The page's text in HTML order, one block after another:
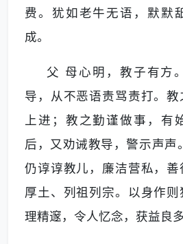
费。犹如老牛无语，默默
成。
父 母心明，教子有方
导，从不恶语责骂责打。
上进；教之勤谨做事，有
后，又劝诫教导，警示声声
仍谆谆教儿，廉洁营私，
厚土、列祖列宗。以身作
理精邃，令人忆念，获益良多